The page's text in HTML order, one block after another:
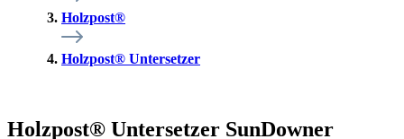
Holzpost®
Holzpost® Untersetzer
Holzpost® Untersetzer SunDowner